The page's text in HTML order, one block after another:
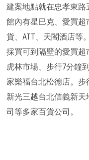
建案地點就在忠孝東路
館內有星巴克、愛買
貨、ATT、天閣酒店等
採買可到隔壁的愛買
虎林市場、步行7分鐘
家樂福台北松德店。
新光三越台北信義新天
司等多家百貨公司。